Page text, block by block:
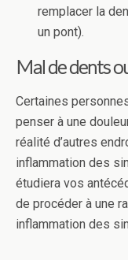
remplacer la
un pont).
Mal de dents
Certaines
penser à une
réalité d’autres
inflammation des
étudiera vos
de procéder à une
inflammation des